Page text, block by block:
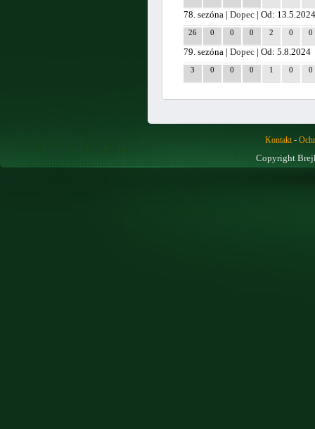
78. sezóna |Dopec | Od:
26 0 0 0 2 0 0
79. sezóna |Dopec | Od: 5.8.2024
3 0 0 0 1 0 0
Kontakt-
Copyright